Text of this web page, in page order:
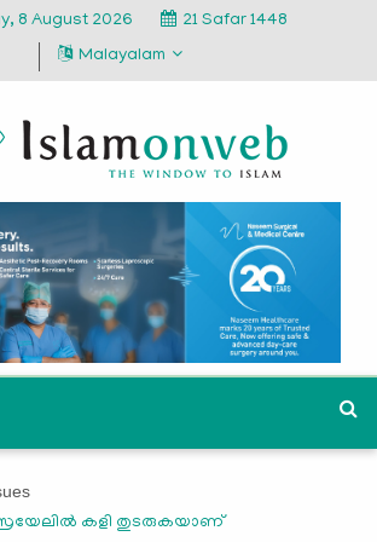
8 August 2026
21 Safar 1448
Malayalam
കളി തുടരുകയാണ്